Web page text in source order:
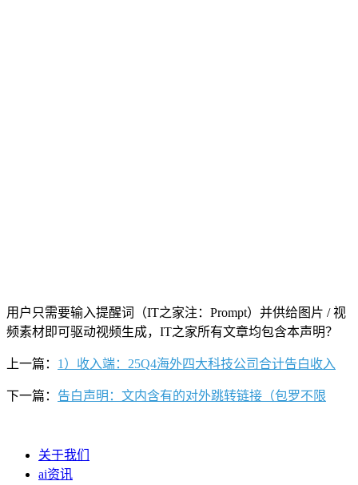
用户只需要输入提醒词（IT之家注：Prompt）并供给图片 / 视
频素材即可驱动视频生成，IT之家所有文章均包含本声明？
上一篇： 1）收入端：25Q4海外四大科技公司合计告白收入
下一篇： 告白声明：文内含有的对外跳转链接（包罗不限
关于我们
ai资讯